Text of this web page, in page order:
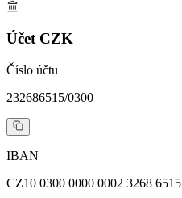
Účet CZK
Číslo účtu
232686515/0300
IBAN
CZ10 0300 0000 0002 3268 6515